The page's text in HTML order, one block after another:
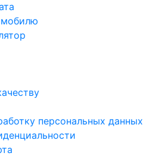
персональных данных